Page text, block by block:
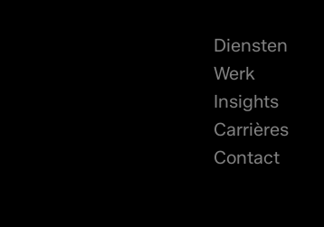
Diensten
Werk
Insights
Carrières
Contact